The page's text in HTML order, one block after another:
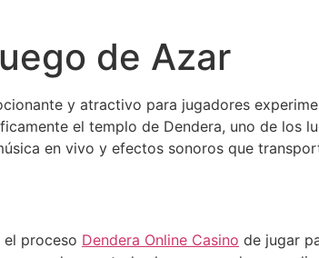
de Azar
y atractivo para jugadores
el templo de Dendera, uno de los
en vivo y efectos sonoros que
proceso Dendera Online Casino de jugar